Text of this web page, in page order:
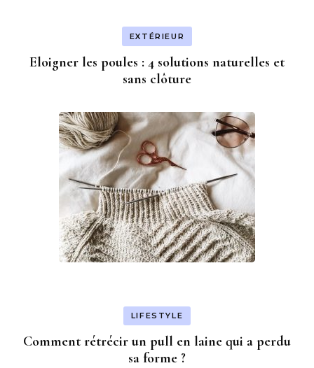
EXTÉRIEUR
Eloigner les poules : 4 solutions naturelles et
sans clôture
LIFESTYLE
Comment rétrécir un pull en laine qui a perdu
sa forme ?